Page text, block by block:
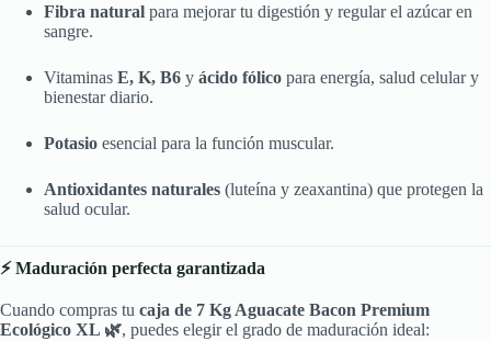
Fibra natural para mejorar tu digestión y regular el azúcar en
sangre.
Vitaminas E, K, B6 y ácido fólico para energía, salud celular y
bienestar diario.
Potasio esencial para la función muscular.
Antioxidantes naturales (luteína y zeaxantina) que protegen la
salud ocular.
⚡ Maduración perfecta garantizada
Cuando compras tu caja de 7 Kg Aguacate Bacon Premium
Ecológico XL 🌿, puedes elegir el grado de maduración ideal: